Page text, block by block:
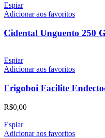
Espiar
Adicionar aos favoritos
Cidental Unguento 250
Espiar
Adicionar aos favoritos
Frigoboi Facilite
R$0,00
Espiar
Adicionar aos favoritos